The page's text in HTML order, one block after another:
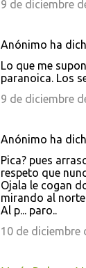
9 de diciembre
Anónimo ha
Lo que me
paranoica. Los
9 de diciembre
Anónimo ha
Pica? pues
respeto que
Ojala le cogan
mirando al
Al p... paro..
10 de diciembre